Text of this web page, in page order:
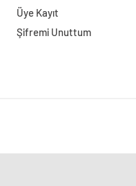
Üye Kayıt
Şifremi Unuttum